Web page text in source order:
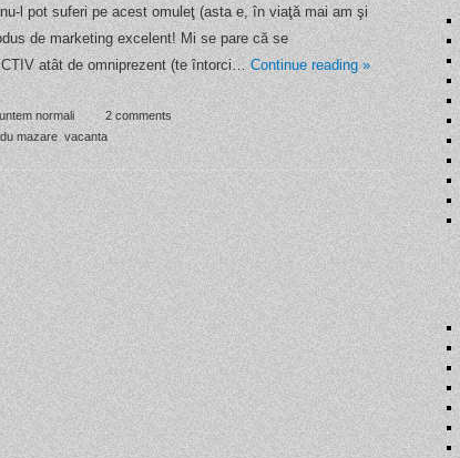
l pot suferi pe acest omuleţ (asta e, în viaţă mai am şi
de marketing excelent! Mi se pare că se
atât de omniprezent (te întorci… Continue reading »
normali
2 comments
mazare vacanta